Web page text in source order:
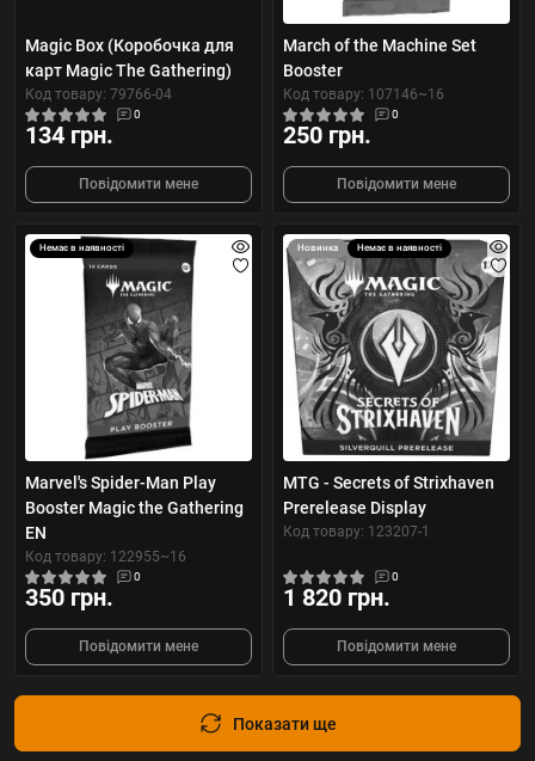
Magic Box (Коробочка для
карт Magic The Gathering)
Код товару: 79766-04
0
134 грн.
Повідомити мене
March of the Machine Set
Booster
Код товару: 107146~16
0
250 грн.
Повідомити мене
Немає в наявності
Marvel's Spider-Man Play
Booster Magic the Gathering
EN
Код товару: 122955~16
0
350 грн.
Повідомити мене
Новинка Немає в наявності
MTG - Secrets of Strixhaven
Prerelease Display
Код товару: 123207-1
0
1 820 грн.
Повідомити мене
Показати ще